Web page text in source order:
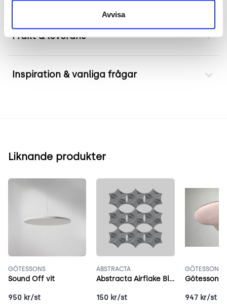
Avvisa
Frakt & leverans
Inspiration & vanliga frågar
Liknande produkter
GÖTESSONS
Sound Off vit
950 kr/st
ABSTRACTA
Abstracta Airflake Blade Closed grå
150 kr/st
GÖTESSONS
Götessons
947kr/st